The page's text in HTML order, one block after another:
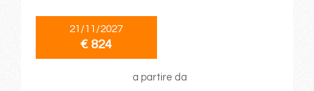
21/11/2027
€ 824
a partire da